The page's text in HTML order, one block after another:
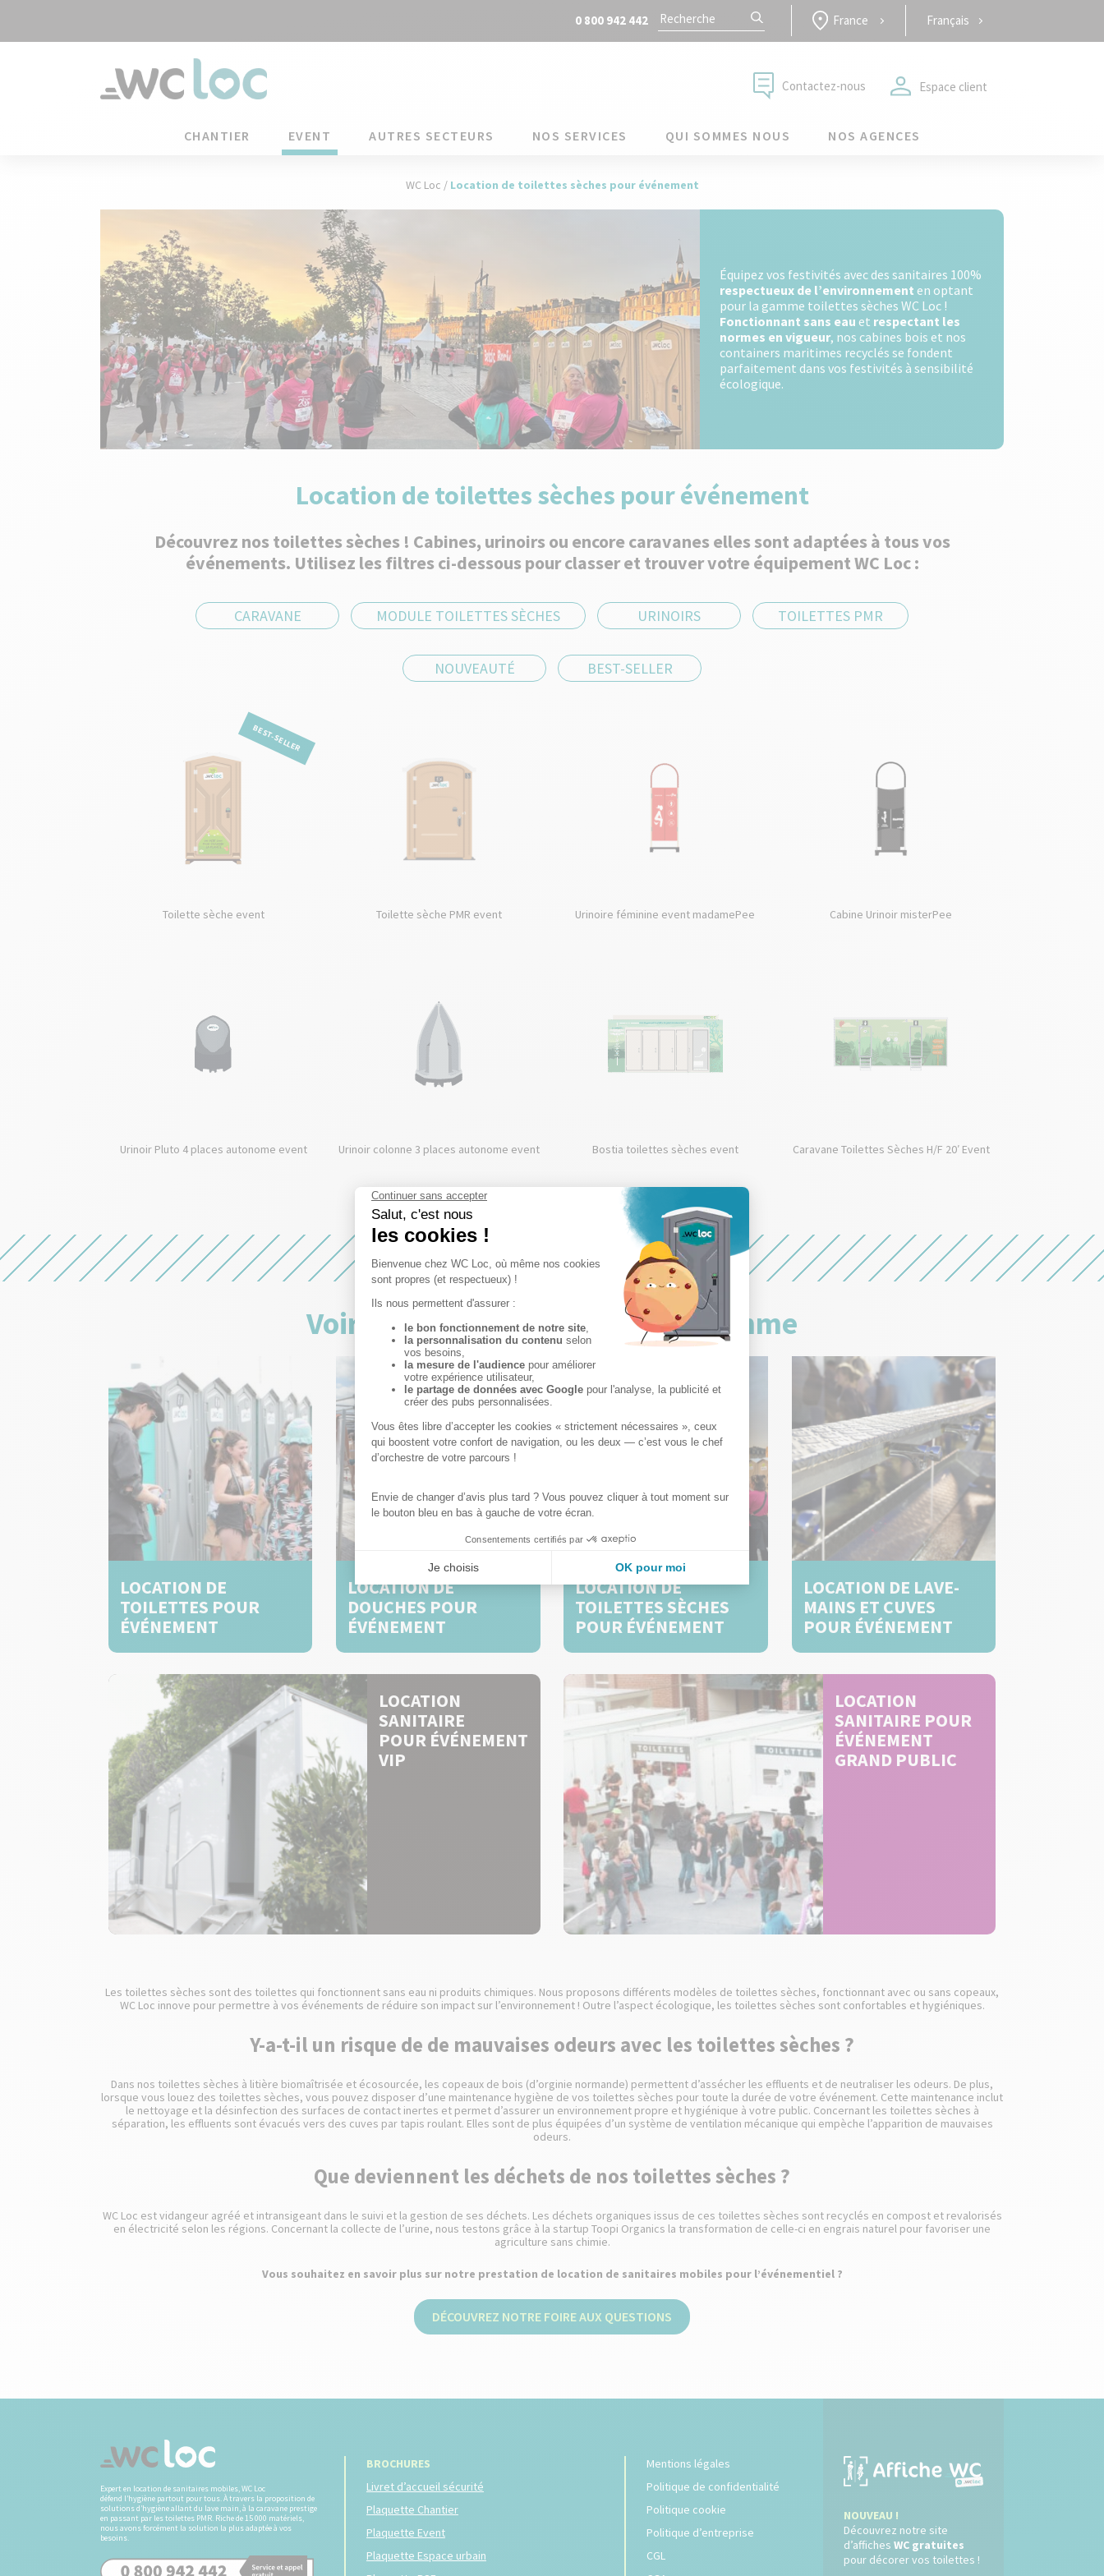
0 800 942 442 France Français
Contactez-nous Espace client
CHANTIER EVENT AUTRES SECTEURS NOS SERVICES QUI SOMMES NOUS NOS AGENCES
WC Loc / Location de toilettes sèches pour événement
Équipez vos festivités avec des sanitaires 100%
respectueux de l’environnement en optant
pour la gamme toilettes sèches WC Loc !
Fonctionnant sans eau et respectant les
normes en vigueur, nos cabines bois et nos
containers maritimes recyclés se fondent
parfaitement dans vos festivités à sensibilité
écologique.
Location de toilettes sèches pour événement
Découvrez nos toilettes sèches ! Cabines, urinoirs ou encore caravanes elles sont adaptées à tous vos
événements. Utilisez les filtres ci-dessous pour classer et trouver votre équipement WC Loc :
CARAVANE MODULE TOILETTES SÈCHES URINOIRS TOILETTES PMR
NOUVEAUTÉ BEST-SELLER
BEST-SELLER
Toilette sèche event Toilette sèche PMR event Urinoire féminine event madamePee Cabine Urinoir misterPee
Urinoir Pluto 4 places autonome event Urinoir colonne 3 places autonome event Bostia toilettes sèches event Caravane Toilettes Sèches H/F 20′ Event
Voir les produits d'une autre gamme
LOCATION DE
TOILETTES POUR
ÉVÉNEMENT
LOCATION DE
DOUCHES POUR
ÉVÉNEMENT
LOCATION
SANITAIRE POUR
ÉVÉNEMENT
GRAND PUBLIC
LOCATION DE LAVE-
MAINS ET CUVES
POUR ÉVÉNEMENT
LOCATION
SANITAIRE
POUR ÉVÉNEMENT
VIP
LOCATION DE
TOILETTES SÈCHES
POUR ÉVÉNEMENT
Les toilettes sèches sont des toilettes qui fonctionnent sans eau ni produits chimiques. Nous proposons différents modèles de toilettes sèches, fonctionnant avec ou sans copeaux,
WC Loc innove pour permettre à vos événements de réduire son impact sur l’environnement ! Outre l’aspect écologique, les toilettes sèches sont confortables et hygiéniques.
Y-a-t-il un risque de de mauvaises odeurs avec les toilettes sèches ?
Dans nos toilettes sèches à litière biomaîtrisée et écosourcée, les copeaux de bois (d’orginie normande) permettent d’assécher les effluents et de neutraliser les odeurs. De plus,
lorsque vous louez des toilettes sèches, vous pouvez disposer d’une maintenance hygiène de vos toilettes sèches pour toute la durée de votre événement. Cette maintenance inclut
le nettoyage et la désinfection des surfaces de contact inertes et permet d’assurer un environnement propre et hygiénique à votre public. Concernant les toilettes sèches à
séparation, les effluents sont évacués vers des cuves par tapis roulant. Elles sont de plus équipées d’un système de ventilation mécanique qui empèche l’apparition de mauvaises
odeurs.
Que deviennent les déchets de nos toilettes sèches ?
WC Loc est vidangeur agréé et intransigeant dans le suivi et la gestion de ses déchets. Les déchets organiques issus de ces toilettes sèches sont recyclés en compost et revalorisés
en électricité selon les régions. Concernant la collecte de l’urine, nous testons grâce à la startup Toopi Organics la transformation de celle-ci en engrais naturel pour favoriser une
agriculture sans chimie.
Vous souhaitez en savoir plus sur notre prestation de location de sanitaires mobiles pour l’événementiel ?
DÉCOUVREZ NOTRE FOIRE AUX QUESTIONS
Expert en location de sanitaires mobiles, WC Loc
défend l’hygiène partout pour tous. À travers la proposition de
solutions d’hygiène allant du lave main, à la caravane prestige
en passant par les toilettes PMR. Riche de 15 000 matériels,
nous avons forcément la solution la plus adaptée à vos
besoins.
BROCHURES
Livret d’accueil sécurité
Plaquette Chantier
Plaquette Event
Plaquette Espace urbain
Mentions légales
Politique de confidentialité
Politique cookie
Politique d’entreprise
CGL
NOUVEAU !
Découvrez notre site
d’affiches WC gratuites
pour décorer vos toilettes !